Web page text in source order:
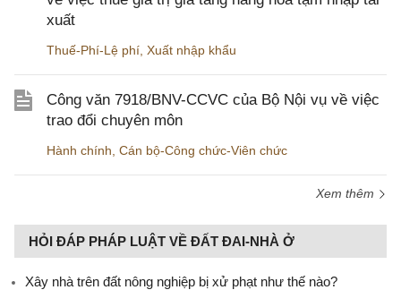
xuất
Thuế-Phí-Lệ phí Xuất nhập khẩu
Công văn 7918/BNV-CCVC của Bộ Nội vụ về việc
trao đổi chuyên môn
Hành chính Cán bộ-Công chức-Viên chức
Xem thêm
HỎI ĐÁP PHÁP LUẬT VỀ ĐẤT ĐAI-NHÀ Ở
Xây nhà trên đất nông nghiệp bị xử phạt như thế nào?